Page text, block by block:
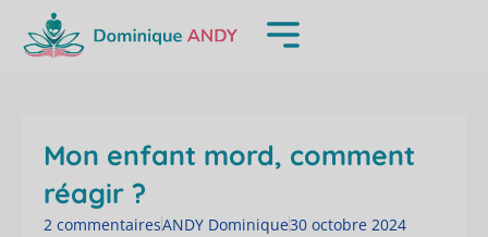
contenu
Mon enfant mord, comment
réagir ?
2 commentairesANDY Dominique30 octobre 2024